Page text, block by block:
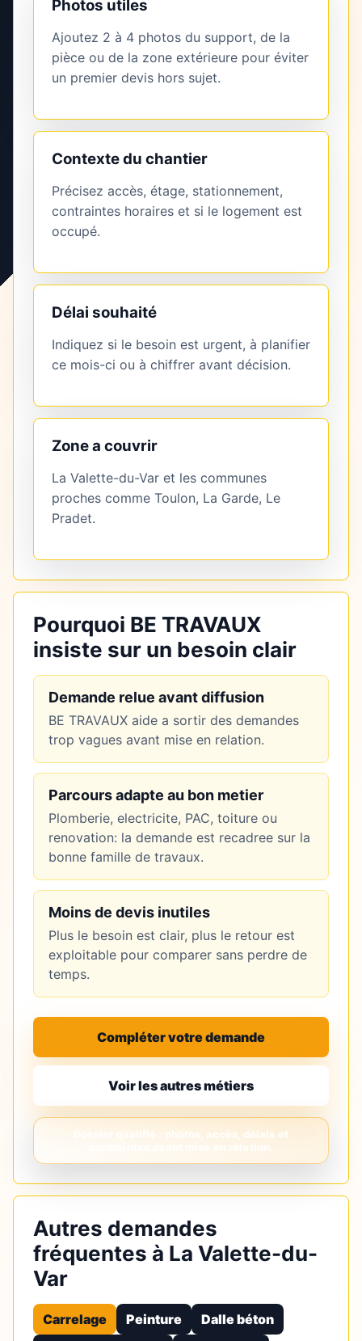
Photos utiles
Ajoutez 2 à 4 photos du support, de la
pièce ou de la zone extérieure pour éviter
un premier devis hors sujet.
Contexte du chantier
Précisez accès, étage, stationnement,
contraintes horaires et si le logement est
occupé.
Délai souhaité
Indiquez si le besoin est urgent, à planifier
ce mois-ci ou à chiffrer avant décision.
Zone a couvrir
La Valette-du-Var et les communes
proches comme Toulon, La Garde, Le
Pradet.
Pourquoi BE TRAVAUX
insiste sur un besoin clair
Demande relue avant diffusion
BE TRAVAUX aide a sortir des demandes
trop vagues avant mise en relation.
Parcours adapte au bon metier
Plomberie, electricite, PAC, toiture ou
renovation: la demande est recadree sur la
bonne famille de travaux.
Moins de devis inutiles
Plus le besoin est clair, plus le retour est
exploitable pour comparer sans perdre de
temps.
Compléter votre demande
Voir les autres métiers
Autres demandes
fréquentes à La Valette-du-
Var
Carrelage Peinture
Dalle béton